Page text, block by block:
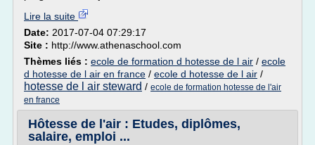
Lire la suite
Date: 2017-07-04 07:29:17
Site : http://www.athenaschool.com
Thèmes liés : ecole de formation d hotesse de l air / ecole
d hotesse de l air en france / ecole d hotesse de l air /
hotesse de l air steward / ecole de formation hotesse de l'air
en france
Hôtesse de l'air : Etudes, diplômes,
salaire, emploi ...